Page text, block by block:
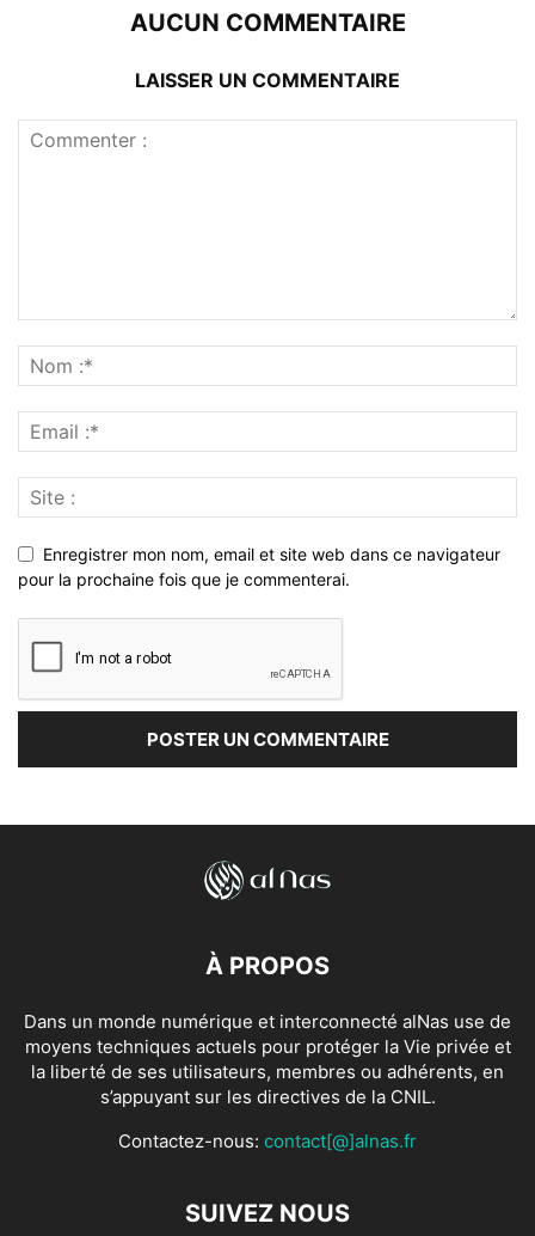
AUCUN COMMENTAIRE
LAISSER UN COMMENTAIRE
Enregistrer mon nom, email et site web dans ce navigateur
pour la prochaine fois que je commenterai.
À PROPOS
Dans un monde numérique et interconnecté alNas use de
moyens techniques actuels pour protéger la Vie privée et
la liberté de ses utilisateurs, membres ou adhérents, en
s’appuyant sur les directives de la CNIL.
Contactez-nous: contact[@]alnas.fr
SUIVEZ NOUS